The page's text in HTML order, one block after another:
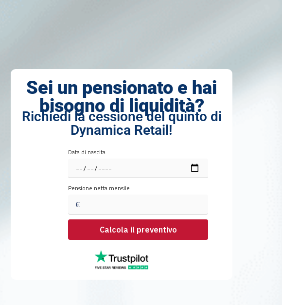
Sei un pensionato e hai
bisogno di liquidità?
Richiedi la cessione del quinto di
Dynamica Retail!
Data di nascita
Pensione netta mensile